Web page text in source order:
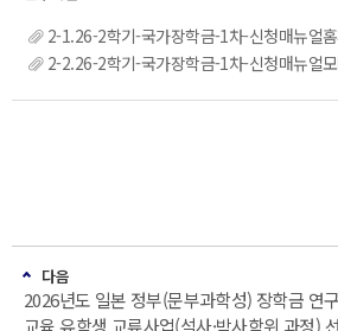
2-1.26-2학기-국가장학금-1차-신청매뉴얼
2-2.26-2학기-국가장학금-1차-신청매뉴얼
다음
2026년도 일본 정부(문부과학성) 장학금 연
교육 유학생 교류사업(석사·박사학위 과정)